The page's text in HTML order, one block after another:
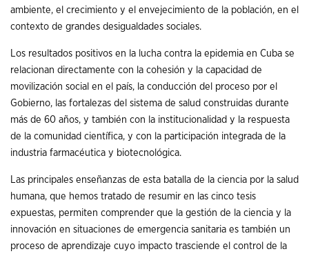
ambiente, el crecimiento y el envejecimiento de la población, en el
contexto de grandes desigualdades sociales.
Los resultados positivos en la lucha contra la epidemia en Cuba se
relacionan directamente con la cohesión y la capacidad de
movilización social en el país, la conducción del proceso por el
Gobierno, las fortalezas del sistema de salud construidas durante
más de 60 años, y también con la institucionalidad y la respuesta
de la comunidad científica, y con la participación integrada de la
industria farmacéutica y biotecnológica.
Las principales enseñanzas de esta batalla de la ciencia por la salud
humana, que hemos tratado de resumir en las cinco tesis
expuestas, permiten comprender que la gestión de la ciencia y la
innovación en situaciones de emergencia sanitaria es también un
proceso de aprendizaje cuyo impacto trasciende el control de la